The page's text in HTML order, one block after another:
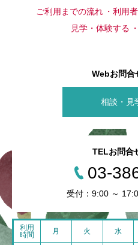
ご利用までの流れ
利用
見学・体験する
Webお問合
相談・見
TELお問合
03-
受付：9:00 ～
利用
時間
月 火 水